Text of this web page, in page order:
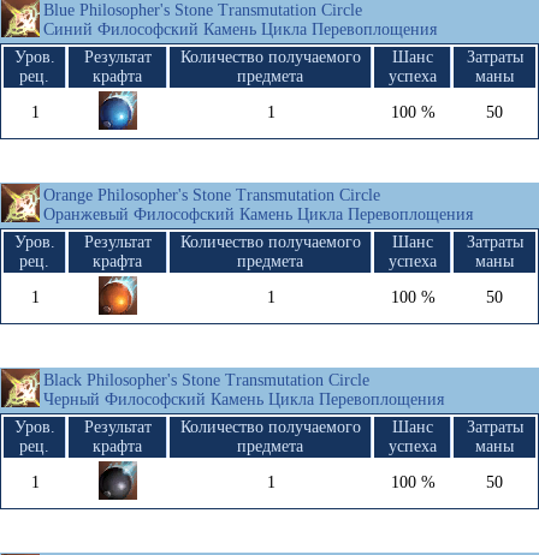
Blue Philosopher's Stone Transmutation Circle
Синий Философский Камень Цикла Перевоплощения
Уров.
рец.
Результат
крафта
Количество получаемого
предмета
Шанс
успеха
Затраты
маны
1
1 100 % 50
Orange Philosopher's Stone Transmutation Circle
Оранжевый Философский Камень Цикла Перевоплощения
Уров.
рец.
Результат
крафта
Количество получаемого
предмета
Шанс
успеха
Затраты
маны
1
1 100 % 50
Black Philosopher's Stone Transmutation Circle
Черный Философский Камень Цикла Перевоплощения
Уров.
рец.
Результат
крафта
Количество получаемого
предмета
Шанс
успеха
Затраты
маны
1
1 100 % 50